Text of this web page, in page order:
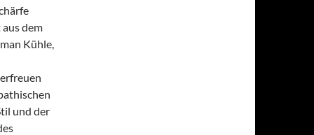
dem
Kühle,
und der